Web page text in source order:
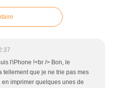
l'iPhone !<br /> Bon, le
tellement que je ne trie pas mes
imprimer quelques unes de